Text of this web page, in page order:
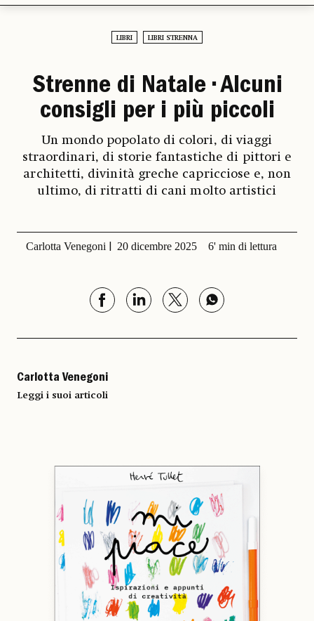
LIBRI LIBRI STRENNA
Strenne di Natale • Alcuni
consigli per i più piccoli
Un mondo popolato di colori, di viaggi
straordinari, di storie fantastiche di pittori e
architetti, divinità greche capricciose e, non
ultimo, di ritratti di cani molto artistici
Carlotta Venegoni 20 dicembre 2025 6' min di lettura
Carlotta Venegoni
Leggi i suoi articoli